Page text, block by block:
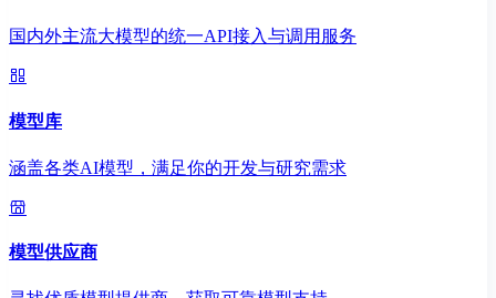
国内外主流大模型的统一API接入与调用服务
模型库
涵盖各类AI模型，满足你的开发与研究需求
模型供应商